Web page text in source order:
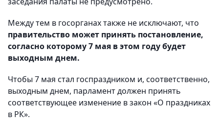
Между тем в госорганах также не исключают, что
правительство может принять постановление,
согласно которому 7 мая в этом году будет
выходным днем.
Чтобы 7 мая стал госпраздником и, соответственно,
выходным днем, парламент должен принять
соответствующее изменение в закон «О праздниках
в РК».